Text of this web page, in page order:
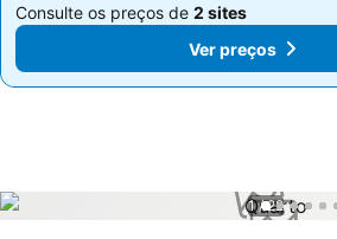
Consulte os preços de 2 sites
Ver preços
Consulte os preços de 2 sites
Ver preços
1 / 22